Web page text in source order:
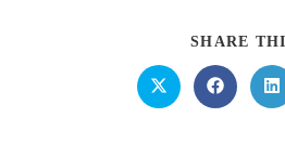
SHARE